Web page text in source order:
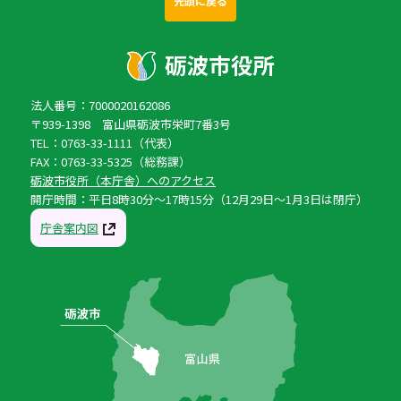
法人番号：7000020162086
〒939-1398 富山県砺波市栄町7番3号
TEL：0763-33-1111（代表）
FAX：0763-33-5325（総務課）
砺波市役所（本庁舎）へのアクセス
開庁時間：平日8時30分〜17時15分（12月29日〜1月3日は閉庁）
庁舎案内図